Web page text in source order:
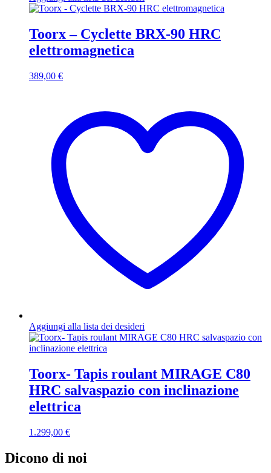
Toorx – Cyclette BRX-90 HRC
elettromagnetica
389,00 €
Aggiungi alla lista dei desideri
Toorx- Tapis roulant MIRAGE C80
HRC salvaspazio con inclinazione
elettrica
1.299,00 €
Dicono di noi